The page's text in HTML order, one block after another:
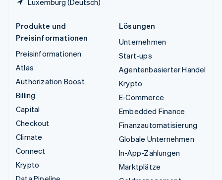
Produkte und
Preisinformationen
Preisinformationen
Atlas
Authorization Boost
Billing
Capital
Checkout
Climate
Connect
Krypto
Lösungen
Unternehmen
Start-ups
Agentenbasierter Handel
Krypto
E-Commerce
Embedded Finance
Finanzautomatisierung
Globale Unternehmen
In-App-Zahlungen
Marktplätze